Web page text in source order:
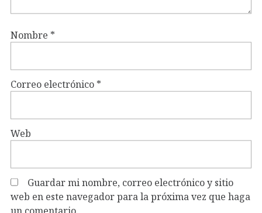
Nombre *
Correo electrónico *
Web
Guardar mi nombre, correo electrónico y sitio
web en este navegador para la próxima vez que haga